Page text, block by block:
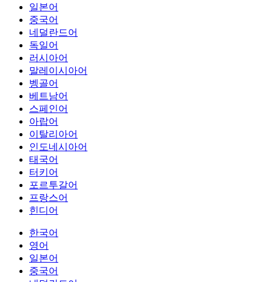
일본어
중국어
네덜란드어
독일어
러시아어
말레이시아어
벵골어
베트남어
스페인어
아랍어
이탈리아어
인도네시아어
태국어
터키어
포르투갈어
프랑스어
힌디어
한국어
영어
일본어
중국어